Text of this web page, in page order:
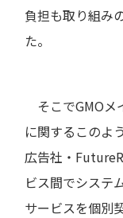
負担も取り組み
た。
そこでGMOメ
に関するこのよ
広告社・
ビス間でシステ
サービスを個別